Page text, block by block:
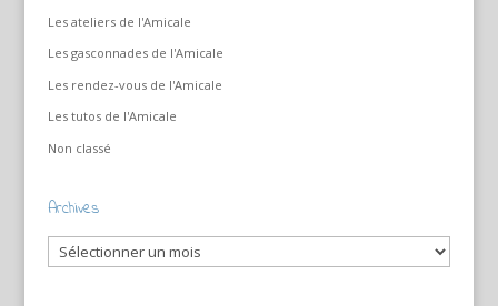
Les ateliers de l'Amicale
Les gasconnades de l'Amicale
Les rendez-vous de l'Amicale
Les tutos de l'Amicale
Non classé
Archives
Archives